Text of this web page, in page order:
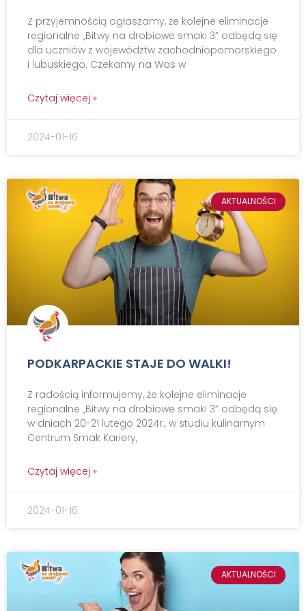
Z przyjemnością ogłaszamy, że kolejne eliminacje
regionalne „Bitwy na drobiowe smaki 3” odbędą się
dla uczniów z województw zachodniopomorskiego
i lubuskiego. Czekamy na Was w
Czytaj więcej »
2024-01-16
AKTUALNOŚCI
PODKARPACKIE STAJE DO WALKI!
Z radością informujemy, że kolejne eliminacje
regionalne „Bitwy na drobiowe smaki 3” odbędą się
w dniach 20-21 lutego 2024r., w studiu kulinarnym
Centrum Smak Kariery,
Czytaj więcej »
2024-01-16
AKTUALNOŚCI